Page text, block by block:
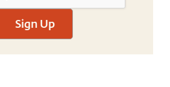
Sign Up